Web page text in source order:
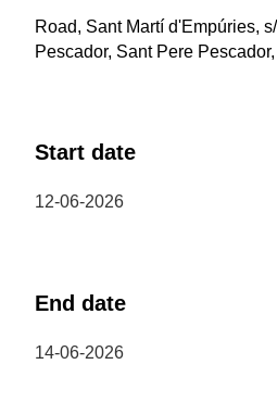
Road, Sant Martí d'Empúries,
Pescador, Sant Pere
Start date
12-06-2026
End date
14-06-2026